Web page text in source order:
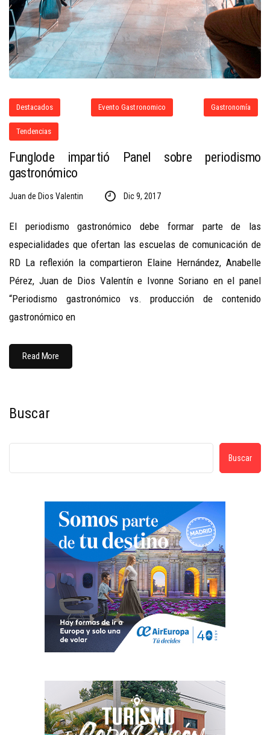
Destacados Evento Gastronomico Gastronomía
Tendencias
Funglode impartió Panel sobre periodismo
gastronómico
Juan de Dios Valentin Dic 9, 2017
El periodismo gastronómico debe formar parte de las
especialidades que ofertan las escuelas de comunicación de
RD La reflexión la compartieron Elaine Hernández, Anabelle
Pérez, Juan de Dios Valentín e Ivonne Soriano en el panel
“Periodismo gastronómico vs. producción de contenido
gastronómico en
Read More
Buscar
Buscar